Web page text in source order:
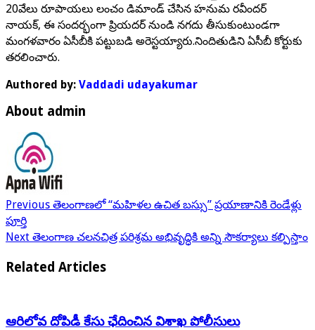
20వేలు రూపాయలు లంచం డిమాండ్ చేసిన హనుమ రవీందర్
నాయక్, ఈ సందర్భంగా ప్రియదర్ నుండి నగదు తీసుకుంటుండగా
మంగళవారం ఏసీబీకి పట్టుబడి అరెస్టయ్యారు.నిందితుడిని ఏసీబీ కోర్టుకు
తరలించారు.
Authored by: Vaddadi udayakumar
About admin
Previous తెలంగాణలో “మహిళల ఉచిత బస్సు” ప్రయాణానికి రెండేళ్లు
పూర్తి
Next తెలంగాణ చలనచిత్ర పరిశ్రమ అభివృద్ధికి అన్ని సౌకర్యాలు కల్పిస్తాం
Related Articles
ఆరిలోవ దోపిడీ కేసు ఛేదించిన విశాఖ పోలీసులు